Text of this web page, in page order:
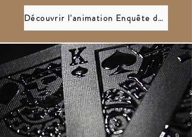
Découvrir l'animation Enquête du Diamant